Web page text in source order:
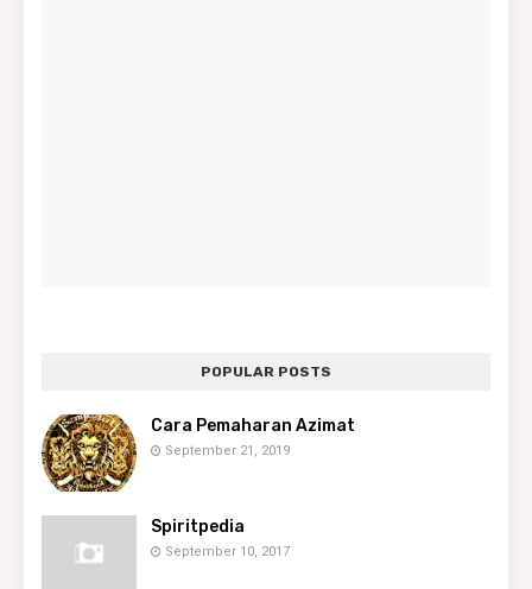
POPULAR POSTS
Cara Pemaharan Azimat
September 21, 2019
Spiritpedia
September 10, 2017